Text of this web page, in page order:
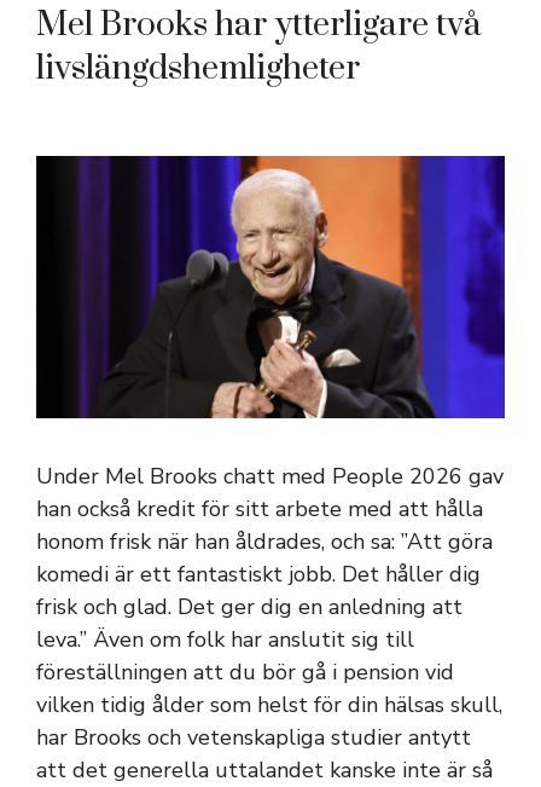
Mel Brooks har ytterligare två
livslängdshemligheter
Under Mel Brooks chatt med People 2026 gav
han också kredit för sitt arbete med att hålla
honom frisk när han åldrades, och sa: ”Att göra
komedi är ett fantastiskt jobb. Det håller dig
frisk och glad. Det ger dig en anledning att
leva.” Även om folk har anslutit sig till
föreställningen att du bör gå i pension vid
vilken tidig ålder som helst för din hälsas skull,
har Brooks och vetenskapliga studier antytt
att det generella uttalandet kanske inte är så